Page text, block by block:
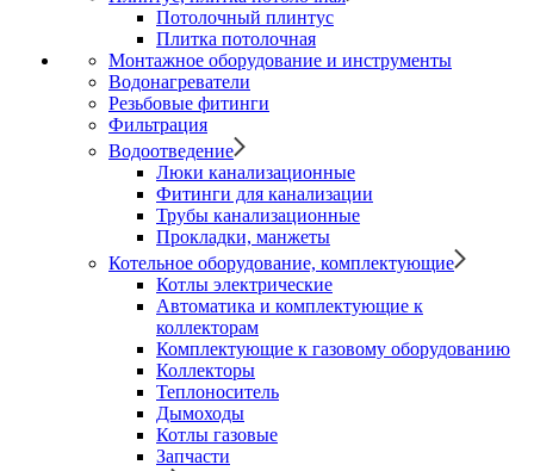
Потолочный плинтус
Плитка потолочная
Монтажное оборудование и инструменты
Водонагреватели
Резьбовые фитинги
Фильтрация
Водоотведение
Люки канализационные
Фитинги для канализации
Трубы канализационные
Прокладки, манжеты
Котельное оборудование, комплектующие
Котлы электрические
Автоматика и комплектующие к
коллекторам
Комплектующие к газовому оборудованию
Коллекторы
Теплоноситель
Дымоходы
Котлы газовые
Запчасти